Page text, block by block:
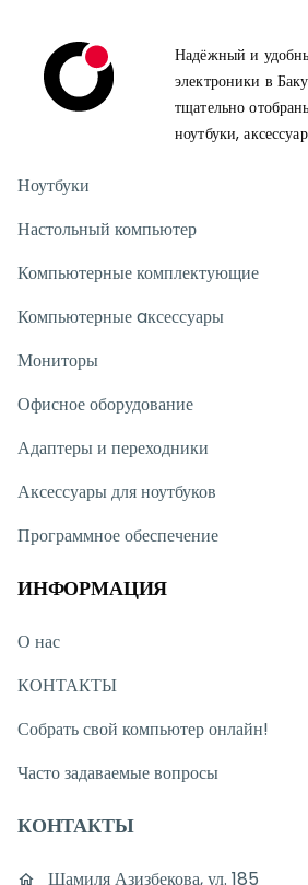
Надёжный и
электроники в
тщательно
ноутбуки,
Ноутбуки
Настольный компьютер
Компьютерные комплектующие
Компьютерные aксессуары
Мониторы
Офисное оборудование
Адаптеры и переходники
Аксессуары для ноутбуков
Программное обеспечение
ИНФОРМАЦИЯ
О нас
КОНТАКТЫ
Собрать свой компьютер онлайн!
Часто задаваемые вопросы
КОНТАКТЫ
Шамиля Азизбекова, ул. 185